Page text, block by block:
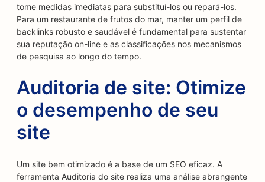
tome medidas imediatas para substituí-los ou repará-los.
Para um restaurante de frutos do mar, manter um perfil de
backlinks robusto e saudável é fundamental para sustentar
sua reputação on-line e as classificações nos mecanismos
de pesquisa ao longo do tempo.
Auditoria de site: Otimize
o desempenho de seu
site
Um site bem otimizado é a base de um SEO eficaz. A
ferramenta Auditoria do site realiza uma análise abrangente